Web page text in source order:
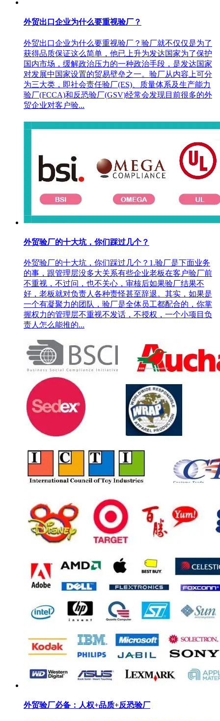
外贸出口企业为什么要重视验厂？
外贸出口企业为什么要重视验厂？验厂就不仅仅是为了
获得品质保证这么简单，他已上升为发达国家为了保护
国内市场，缓解政治压力的一种政治手段，是发达国家
对发展中国家设置的贸易壁垒之一。验厂从内容上可分
为三大类，即社会责任验厂(ES)、质量体系及生产能力
验厂(FCCA)和反恐验厂(GSV)经常会发现目前很多的外
贸企业对客户验...
外贸验厂的十大坑，你们踩过几个？
外贸验厂的十大坑，你们踩过几个？1.验厂是下面业务
的事，跟管理层没多大关系有些企业老板在客户验厂前
不重视，不过问，也不关心，审核后如果验厂结果不
好，老板就对负责人各种责怪甚至辞退。其实，如果是
一个有凝聚力的团队，验厂是全体员工都配合的，你掌
握权力的管理层不重视不发话，不授权，一个小项目负
责人怎么能推的...
外贸验厂必备：人权+品质+反恐验厂